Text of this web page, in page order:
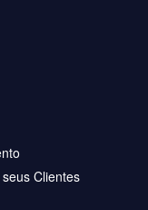
Clientes